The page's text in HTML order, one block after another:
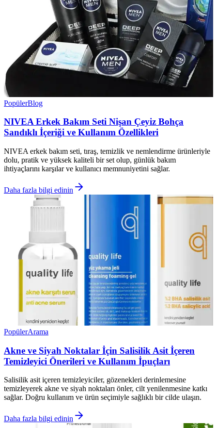
PopülerBlog
NIVEA Erkek Bakım Seti Nişan Çeyiz Bohça
Sandıklı İçeriği ve Kullanım Özellikleri
NIVEA erkek bakım seti, tıraş, temizlik ve nemlendirme ürünleriyle
dolu, pratik ve yüksek kaliteli bir set olup, günlük bakım
ihtiyaçlarını karşılar ve kullanıcı memnuniyetini sağlar.
Daha fazla bilgi edinin
PopülerArama
Akne ve Siyah Noktalar İçin Salisilik Asit İçeren
Temizleyici Önerileri ve Kullanım İpuçları
Salisilik asit içeren temizleyiciler, gözenekleri derinlemesine
temizleyerek akne ve siyah noktaları önler, cilt yenilenmesine katkı
sağlar. Doğru kullanım ve ürün seçimiyle sağlıklı bir cilde ulaşın.
Daha fazla bilgi edinin